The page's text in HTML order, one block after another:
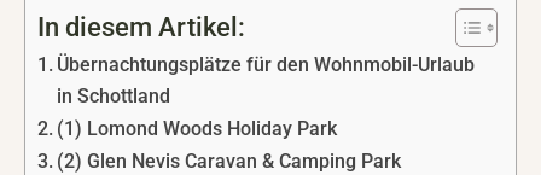
In diesem Artikel:
Übernachtungsplätze für den Wohnmobil-Urlaub
in Schottland
(1) Lomond Woods Holiday Park
(2) Glen Nevis Caravan & Camping Park